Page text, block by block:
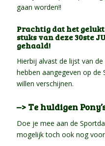
gaan worden!!
Prachtig dat het gelukt
stuks van deze 30ste
gehaald!
Hierbij alvast de lijst van
hebben aangegeven op de
willen verschijnen.
–> Te huldigen
Doe je mee aan de
mogelijk toch ook nog